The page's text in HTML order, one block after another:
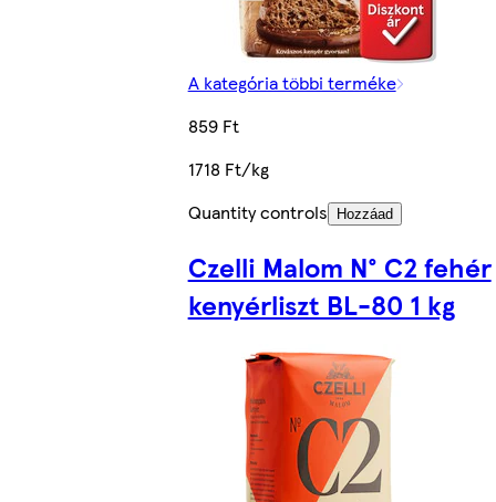
A kategória többi terméke
859 Ft
1718 Ft/kg
Quantity controls
Hozzáad
Czelli Malom N° C2 fehér
kenyérliszt BL-80 1 kg